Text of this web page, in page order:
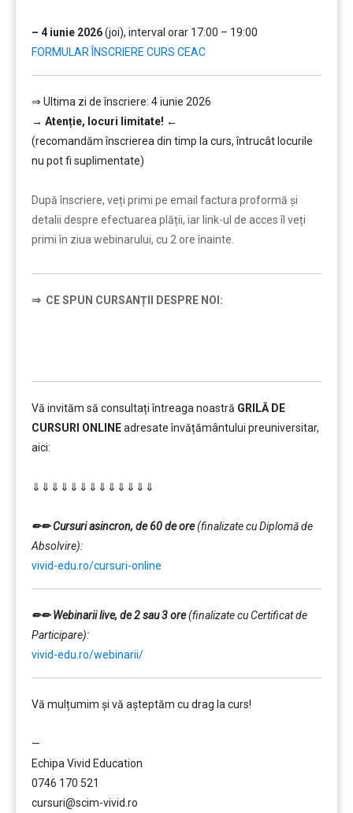
– 4 iunie 2026(joi), interval orar 17:00 – 19:00
FORMULAR ÎNSCRIERE CURS CEAC
⇒ Ultima zi de înscriere: 4 iunie 2026
→ Atenție, locuri limitate! ←
(recomandăm înscrierea din timp la curs, întrucât locurile
nu pot fi suplimentate)
După înscriere, veți primi pe email factura proformă și
detalii despre efectuarea plății, iar link-ul de acces îl veți
primi în ziua webinarului, cu 2 ore înainte.
⇒ CE SPUN CURSANȚII DESPRE NOI:
Vă invităm să consultați întreaga noastră GRILĂ DE
CURSURI ONLINEadresate învățământului preuniversitar,
aici:
⇓⇓⇓⇓⇓⇓⇓⇓⇓⇓⇓⇓⇓
✏✏ Cursuri asincron, de 60 de ore(finalizate cu Diplomă de
Absolvire):
vivid-edu.ro/cursuri-online
✏✏ Webinarii live, de 2 sau 3 ore(finalizate cu Certificat de
Participare):
vivid-edu.ro/webinarii/
Vă mulțumim și vă aşteptăm cu drag la curs!
—
Echipa Vivid Education
0746 170 521
cursuri@scim-vivid.ro